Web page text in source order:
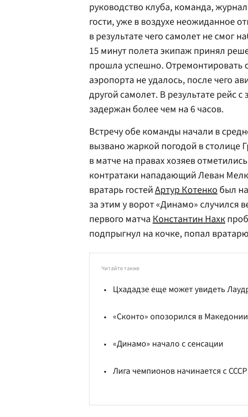
руководство клуба, команда,
гости, уже в воздухе неожиданное
в результате чего самолет не смог
15 минут полета экипаж принял
прошла успешно. Отремонтировать
аэропорта не удалось, после чего
другой самолет. В результате рейс
задержан более чем на 6 часов.
Встречу обе команды начали в
вызвано жаркой погодой в
в матче на правах хозяев
контратаки нападающий Леван
вратарь гостейАртур Котенкобыл
за этим у ворот «Динамо» случился
первого матчаКонстантин Нахк
подпрыгнул на кочке, попал
Читайте также
Цхададзе еще может увидеть
«Сконто» опозорился в Македонии
«Динамо» начало с сенсации
Лига чемпионов начинается с СССР